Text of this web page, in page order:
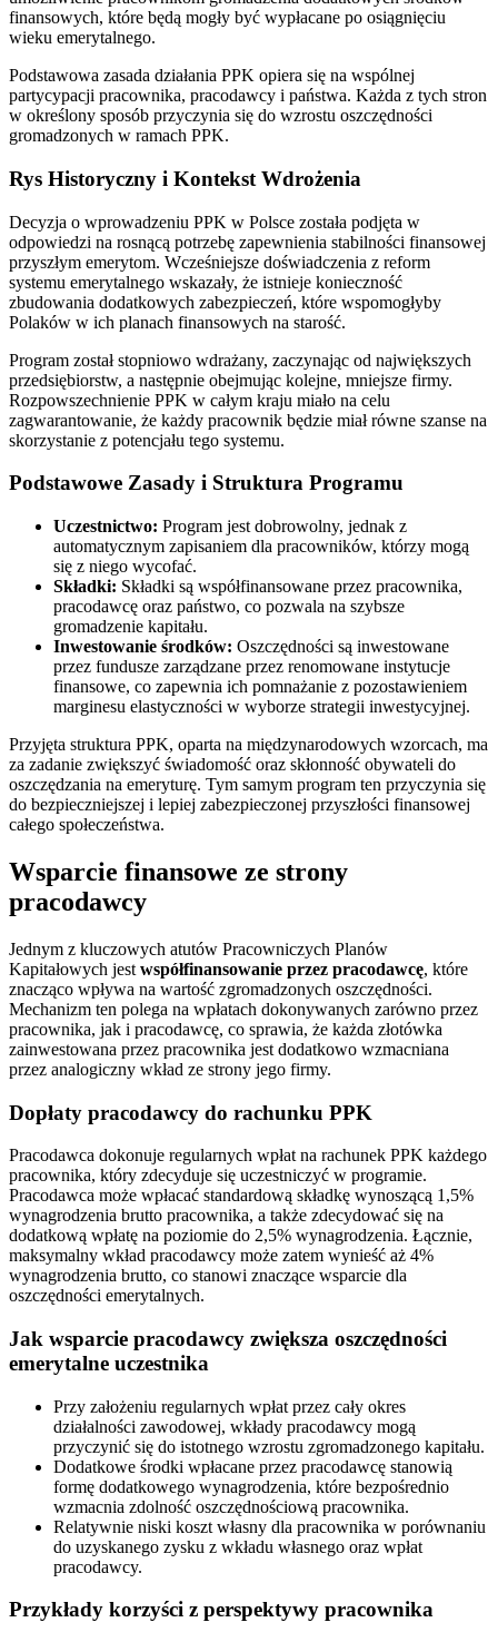
finansowych, które będą mogły być wypłacane po osiągnięciu
wieku emerytalnego.
Podstawowa zasada działania PPK opiera się na wspólnej
partycypacji pracownika, pracodawcy i państwa. Każda z tych stron
w określony sposób przyczynia się do wzrostu oszczędności
gromadzonych w ramach PPK.
Rys Historyczny i Kontekst Wdrożenia
Decyzja o wprowadzeniu PPK w Polsce została podjęta w
odpowiedzi na rosnącą potrzebę zapewnienia stabilności finansowej
przyszłym emerytom. Wcześniejsze doświadczenia z reform
systemu emerytalnego wskazały, że istnieje konieczność
zbudowania dodatkowych zabezpieczeń, które wspomogłyby
Polaków w ich planach finansowych na starość.
Program został stopniowo wdrażany, zaczynając od największych
przedsiębiorstw, a następnie obejmując kolejne, mniejsze firmy.
Rozpowszechnienie PPK w całym kraju miało na celu
zagwarantowanie, że każdy pracownik będzie miał równe szanse na
skorzystanie z potencjału tego systemu.
Podstawowe Zasady i Struktura Programu
Uczestnictwo: Program jest dobrowolny, jednak z
automatycznym zapisaniem dla pracowników, którzy mogą
się z niego wycofać.
Składki: Składki są współfinansowane przez pracownika,
pracodawcę oraz państwo, co pozwala na szybsze
gromadzenie kapitału.
Inwestowanie środków: Oszczędności są inwestowane
przez fundusze zarządzane przez renomowane instytucje
finansowe, co zapewnia ich pomnażanie z pozostawieniem
marginesu elastyczności w wyborze strategii inwestycyjnej.
Przyjęta struktura PPK, oparta na międzynarodowych wzorcach, ma
za zadanie zwiększyć świadomość oraz skłonność obywateli do
oszczędzania na emeryturę. Tym samym program ten przyczynia się
do bezpieczniejszej i lepiej zabezpieczonej przyszłości finansowej
całego społeczeństwa.
Wsparcie finansowe ze strony
pracodawcy
Jednym z kluczowych atutów Pracowniczych Planów
Kapitałowych jest współfinansowanie przez pracodawcę, które
znacząco wpływa na wartość zgromadzonych oszczędności.
Mechanizm ten polega na wpłatach dokonywanych zarówno przez
pracownika, jak i pracodawcę, co sprawia, że każda złotówka
zainwestowana przez pracownika jest dodatkowo wzmacniana
przez analogiczny wkład ze strony jego firmy.
Dopłaty pracodawcy do rachunku PPK
Pracodawca dokonuje regularnych wpłat na rachunek PPK każdego
pracownika, który zdecyduje się uczestniczyć w programie.
Pracodawca może wpłacać standardową składkę wynoszącą 1,5%
wynagrodzenia brutto pracownika, a także zdecydować się na
dodatkową wpłatę na poziomie do 2,5% wynagrodzenia. Łącznie,
maksymalny wkład pracodawcy może zatem wynieść aż 4%
wynagrodzenia brutto, co stanowi znaczące wsparcie dla
oszczędności emerytalnych.
Jak wsparcie pracodawcy zwiększa oszczędności
emerytalne uczestnika
Przy założeniu regularnych wpłat przez cały okres
działalności zawodowej, wkłady pracodawcy mogą
przyczynić się do istotnego wzrostu zgromadzonego kapitału.
Dodatkowe środki wpłacane przez pracodawcę stanowią
formę dodatkowego wynagrodzenia, które bezpośrednio
wzmacnia zdolność oszczędnościową pracownika.
Relatywnie niski koszt własny dla pracownika w porównaniu
do uzyskanego zysku z wkładu własnego oraz wpłat
pracodawcy.
Przykłady korzyści z perspektywy pracownika